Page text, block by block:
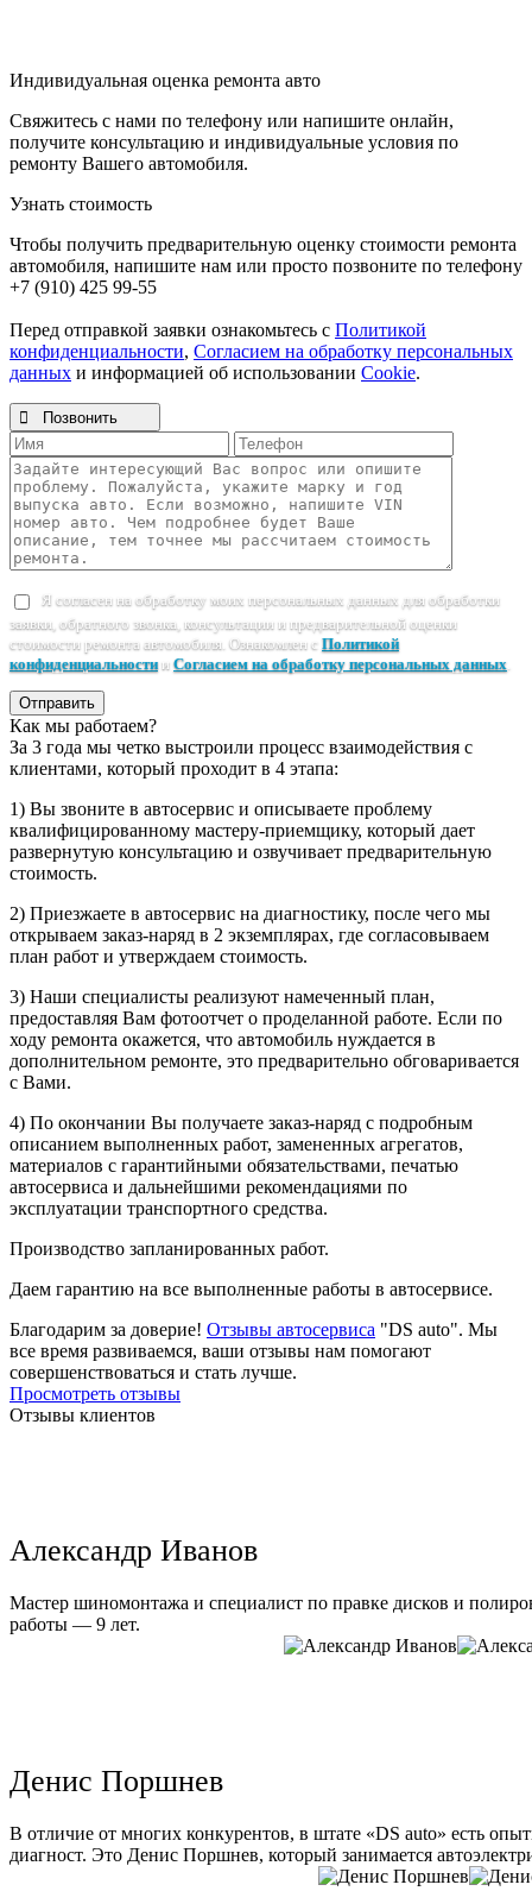
Индивидуальная оценка ремонта авто
Свяжитесь с нами по телефону или напишите онлайн,
получите консультацию и индивидуальные условия по
ремонту Вашего автомобиля.
Узнать стоимость
Чтобы получить предварительную оценку стоимости ремонта
автомобиля, напишите нам или просто позвоните по телефону
+7 (910) 425 99-55
Перед отправкой заявки ознакомьтесь с Политикой
конфиденциальности, Согласием на обработку персональных
данных и информацией об использовании Cookie.
 Позвонить
Я согласен на обработку моих персональных данных для обработки
заявки, обратного звонка, консультации и предварительной оценки
стоимости ремонта автомобиля. Ознакомлен с Политикой
конфиденциальностии Согласием на обработку персональных данных
Отправить
Как мы работаем?
За 3 года мы четко выстроили процесс взаимодействия с
клиентами, который проходит в 4 этапа:
1) Вы звоните в автосервис и описываете проблему
квалифицированному мастеру-приемщику, который дает
развернутую консультацию и озвучивает предварительную
стоимость.
2) Приезжаете в автосервис на диагностику, после чего мы
открываем заказ-наряд в 2 экземплярах, где согласовываем
план работ и утверждаем стоимость.
3) Наши специалисты реализуют намеченный план,
предоставляя Вам фотоотчет о проделанной работе. Если по
ходу ремонта окажется, что автомобиль нуждается в
дополнительном ремонте, это предварительно обговаривается
с Вами.
4) По окончании Вы получаете заказ-наряд с подробным
описанием выполненных работ, замененных агрегатов,
материалов с гарантийными обязательствами, печатью
автосервиса и дальнейшими рекомендациями по
эксплуатации транспортного средства.
Производство запланированных работ.
Даем гарантию на все выполненные работы в автосервисе.
Благодарим за доверие! Отзывы автосервиса "DS auto". Мы
все время развиваемся, ваши отзывы нам помогают
совершенствоваться и стать лучше.
Просмотреть отзывы
Отзывы клиентов
Александр Иванов
Мастер шиномонтажа и специалист по правке дисков и
работы — 9 лет.
Денис Поршнев
В отличие от многих конкурентов, в штате «DS auto» есть
диагност. Это Денис Поршнев, который занимается